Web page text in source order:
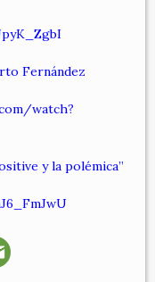
Fernández
watch?
y la polémica”